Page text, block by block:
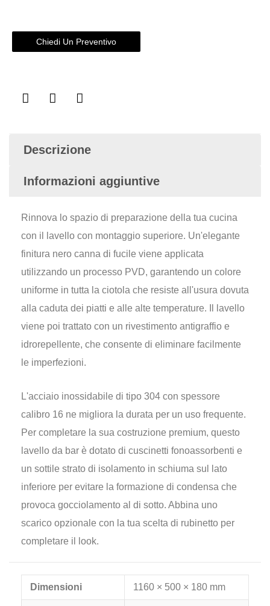
Chiedi Un Preventivo
Descrizione
Informazioni aggiuntive
Rinnova lo spazio di preparazione della tua cucina
con il lavello con montaggio superiore. Un'elegante
finitura nero canna di fucile viene applicata
utilizzando un processo PVD, garantendo un colore
uniforme in tutta la ciotola che resiste all'usura dovuta
alla caduta dei piatti e alle alte temperature. Il lavello
viene poi trattato con un rivestimento antigraffio e
idrorepellente, che consente di eliminare facilmente
le imperfezioni.
L'acciaio inossidabile di tipo 304 con spessore
calibro 16 ne migliora la durata per un uso frequente.
Per completare la sua costruzione premium, questo
lavello da bar è dotato di cuscinetti fonoassorbenti e
un sottile strato di isolamento in schiuma sul lato
inferiore per evitare la formazione di condensa che
provoca gocciolamento al di sotto. Abbina uno
scarico opzionale con la tua scelta di rubinetto per
completare il look.
Dimensioni 1160 × 500 × 180 mm